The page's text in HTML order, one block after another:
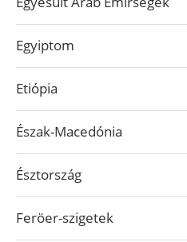
Egyiptom
Etiópia
Észak-Macedónia
Észtország
Feröer-szigetek